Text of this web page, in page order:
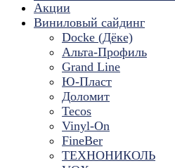
Акции
Виниловый сайдинг
Docke (Дёке)
Альта-Профиль
Grand Line
Ю-Пласт
Доломит
Tecos
Vinyl-On
FineBer
ТЕХНОНИКОЛЬ